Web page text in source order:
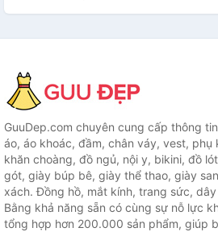
GuuDep.com chuyên cung cấp thông
áo, áo khoác, đầm, chân váy, vest, phụ
khăn choàng, đồ ngủ, nội y, bikini, đồ
gót, giày búp bê, giày thể thao, giày
xách. Đồng hồ, mắt kính, trang sức,
Bằng khả năng sẵn có cùng sự nỗ lực
tổng hợp hơn 200.000 sản phẩm, giúp